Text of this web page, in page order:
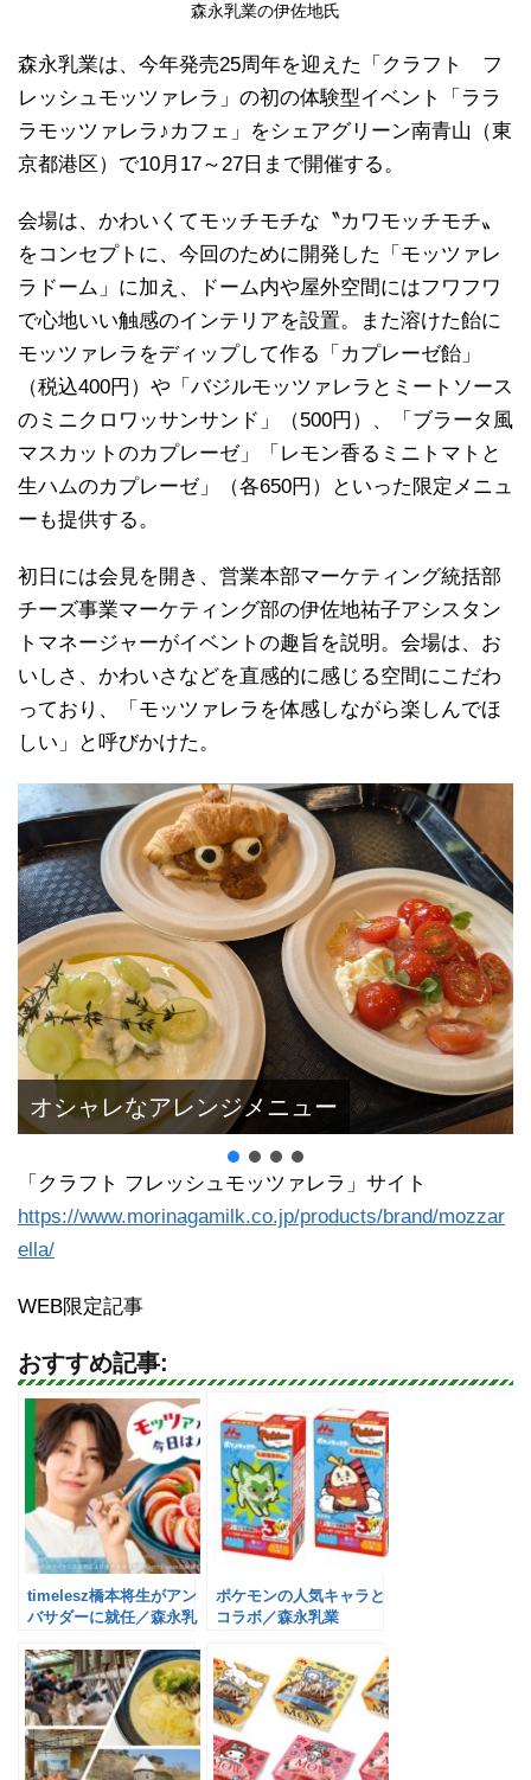
森永乳業の伊佐地氏
森永乳業は、今年発売25周年を迎えた「クラフト フ
レッシュモッツァレラ」の初の体験型イベント「ララ
ラモッツァレラ♪カフェ」をシェアグリーン南青山（東
京都港区）で10月17～27日まで開催する。
会場は、かわいくてモッチモチな〝カワモッチモチ〟
をコンセプトに、今回のために開発した「モッツァレ
ラドーム」に加え、ドーム内や屋外空間にはフワフワ
で心地いい触感のインテリアを設置。また溶けた飴に
モッツァレラをディップして作る「カプレーゼ飴」
（税込400円）や「バジルモッツァレラとミートソース
のミニクロワッサンサンド」（500円）、「ブラータ風
マスカットのカプレーゼ」「レモン香るミニトマトと
生ハムのカプレーゼ」（各650円）といった限定メニュ
ーも提供する。
初日には会見を開き、営業本部マーケティング統括部
チーズ事業マーケティング部の伊佐地祐子アシスタン
トマネージャーがイベントの趣旨を説明。会場は、お
いしさ、かわいさなどを直感的に感じる空間にこだわ
っており、「モッツァレラを体感しながら楽しんでほ
しい」と呼びかけた。
オシャレなアレンジメニュー
「クラフト フレッシュモッツァレラ」サイト
https://www.morinagamilk.co.jp/products/brand/mozzar
ella/
WEB限定記事
おすすめ記事:
timelesz橋本将生がアン
バサダーに就任／森永乳
ポケモンの人気キャラと
コラボ／森永乳業